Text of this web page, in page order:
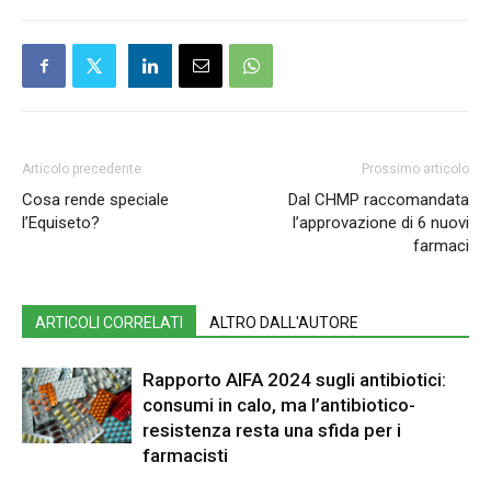
Articolo precedente
Cosa rende speciale
l’Equiseto?
Prossimo articolo
Dal CHMP raccomandata
l’approvazione di 6 nuovi
farmaci
ARTICOLI CORRELATI ALTRO DALL'AUTORE
Rapporto AIFA 2024 sugli antibiotici:
consumi in calo, ma l’antibiotico-
resistenza resta una sfida per i
farmacisti